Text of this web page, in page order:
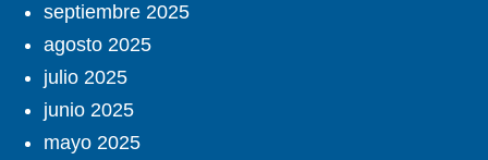
septiembre 2025
agosto 2025
julio 2025
junio 2025
mayo 2025